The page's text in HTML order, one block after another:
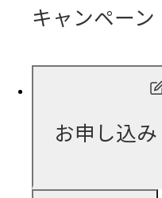
キャンペー
お申し込